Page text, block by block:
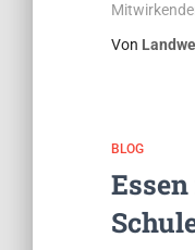
Von
BLOG